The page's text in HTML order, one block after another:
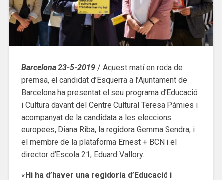
Barcelona 23-5-2019/ Aquest matí en roda de
premsa, el candidat d’Esquerra a l’Ajuntament de
Barcelona ha presentat el seu programa d’Educació
i Cultura davant del Centre Cultural Teresa Pàmies i
acompanyat de la candidata a les eleccions
europees, Diana Riba, la regidora Gemma Sendra, i
el membre de la plataforma Ernest + BCN i el
director d’Escola 21, Eduard Vallory.
«Hi ha d’haver una regidoria d’Educació i